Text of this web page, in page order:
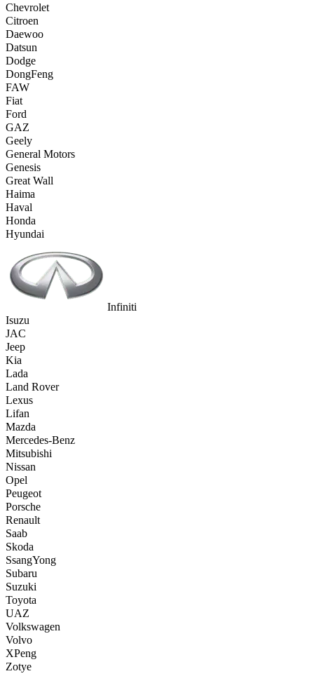
Chevrolet
Citroen
Daewoo
Datsun
Dodge
DongFeng
FAW
Fiat
Ford
GAZ
Geely
General Motors
Genesis
Great Wall
Haima
Haval
Honda
Hyundai
Infiniti
Isuzu
JAC
Jeep
Kia
Lada
Land Rover
Lexus
Lifan
Mazda
Mercedes-Benz
Mitsubishi
Nissan
Opel
Peugeot
Porsche
Renault
Saab
Skoda
SsangYong
Subaru
Suzuki
Toyota
UAZ
Volkswagen
Volvo
XPeng
Zotye